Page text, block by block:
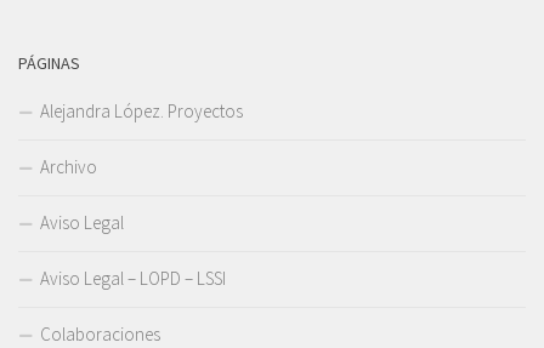
PÁGINAS
Alejandra López. Proyectos
Archivo
Aviso Legal
Aviso Legal – LOPD – LSSI
Colaboraciones